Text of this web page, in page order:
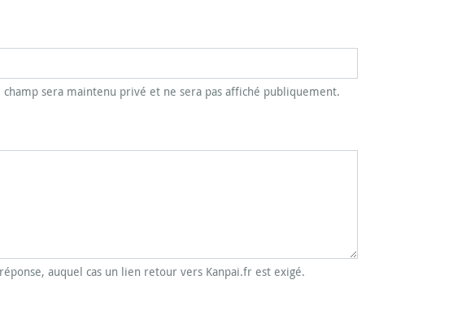
champ sera maintenu privé et ne sera pas affiché publiquement.
auquel cas un lien retour vers Kanpai.fr est exigé.